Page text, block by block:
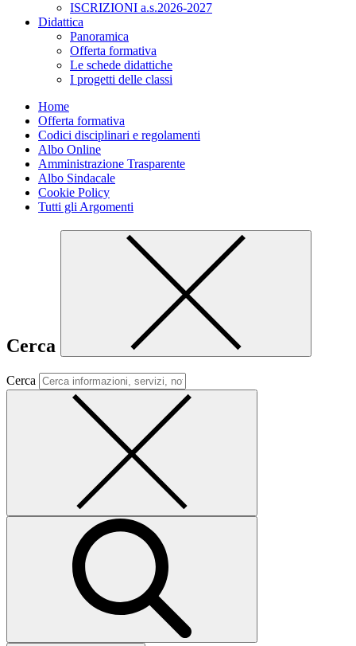
ISCRIZIONI a.s.2026-2027
Didattica
Panoramica
Offerta formativa
Le schede didattiche
I progetti delle classi
Home
Offerta formativa
Codici disciplinari e regolamenti
Albo Online
Amministrazione Trasparente
Albo Sindacale
Cookie Policy
Tutti gli Argomenti
Cerca
Cerca